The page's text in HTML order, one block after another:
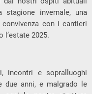
invernale, una
con i cantieri
l’estate 2025.
incontri e sopralluoghi
anni, e malgrado le